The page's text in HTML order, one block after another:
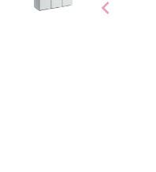
chevron_left